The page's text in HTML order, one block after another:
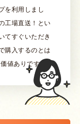
を利用しまし
工場直送！とい
てすぐいただき
購入するのとは
値ありです！